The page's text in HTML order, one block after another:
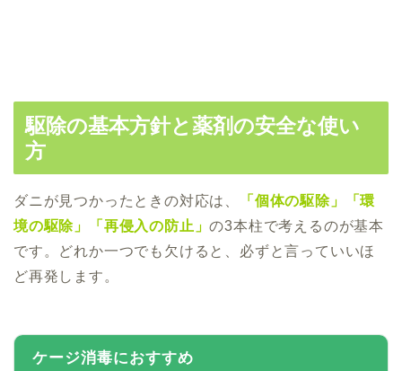
駆除の基本方針と薬剤の安全な使い
方
ダニが見つかったときの対応は、
「個体の駆除」「環
境の駆除」「再侵入の防止」の3本柱で考えるのが基本
です。どれか一つでも欠けると、必ずと言っていいほ
ど再発します。
ケージ消毒におすすめ